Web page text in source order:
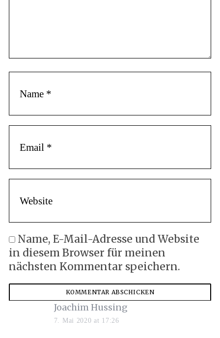
Name, E-Mail-Adresse und Website
in diesem Browser für meinen
nächsten Kommentar speichern.
s
a
Joachim Hussing
7. Mai 2020 at 17:26